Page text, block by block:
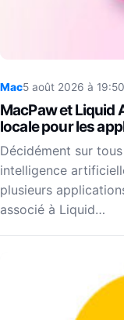
Mac5 août 2026 à 19:50
MacPaw et Liquid
locale pour les
Décidément sur
intelligence
plusieurs
associé à Liquid…